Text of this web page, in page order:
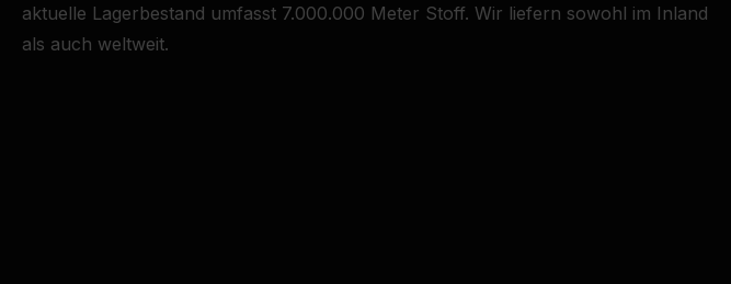
aktuelle Lagerbestand umfasst 7.000.000 Meter Stoff. Wir liefern sowohl im Inland
als auch weltweit.